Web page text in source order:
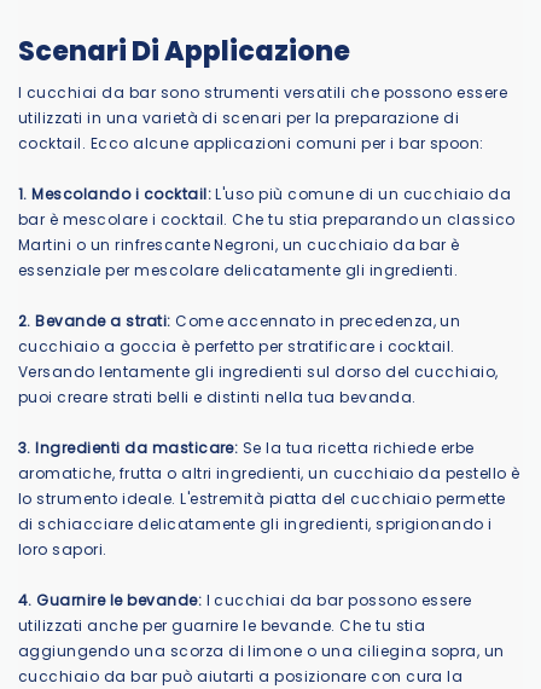
Scenari Di Applicazione
I cucchiai da bar sono strumenti versatili che possono essere
utilizzati in una varietà di scenari per la preparazione di
cocktail. Ecco alcune applicazioni comuni per i bar spoon:
1. Mescolando i cocktail:L'uso più comune di un cucchiaio da
bar è mescolare i cocktail. Che tu stia preparando un classico
Martini o un rinfrescante Negroni, un cucchiaio da bar è
essenziale per mescolare delicatamente gli ingredienti.
2. Bevande a strati:Come accennato in precedenza, un
cucchiaio a goccia è perfetto per stratificare i cocktail.
Versando lentamente gli ingredienti sul dorso del cucchiaio,
puoi creare strati belli e distinti nella tua bevanda.
3. Ingredienti da masticare: Se la tua ricetta richiede erbe
aromatiche, frutta o altri ingredienti, un cucchiaio da pestello è
lo strumento ideale. L'estremità piatta del cucchiaio permette
di schiacciare delicatamente gli ingredienti, sprigionando i
loro sapori.
4. Guarnire le bevande: I cucchiai da bar possono essere
utilizzati anche per guarnire le bevande. Che tu stia
aggiungendo una scorza di limone o una ciliegina sopra, un
cucchiaio da bar può aiutarti a posizionare con cura la